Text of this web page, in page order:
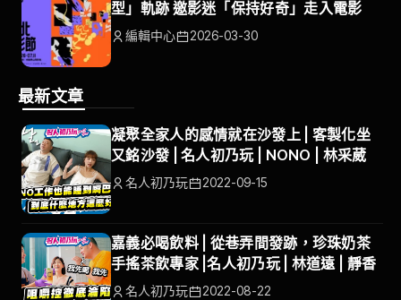
型」軌跡 邀影迷「保持好奇」走入電影
編輯中心 2026-03-30
最新文章
凝聚全家人的感情就在沙發上 | 客製化坐
又銘沙發 | 名人初乃玩 | NONO | 林采葳
名人初乃玩 2022-09-15
嘉義必喝飲料 | 從巷弄間發跡，珍珠奶茶
手搖茶飲專家 |名人初乃玩 | 林道遠 | 靜香
名人初乃玩 2022-08-22